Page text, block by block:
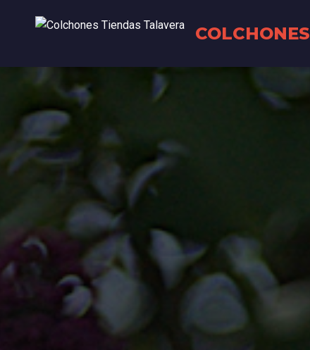
COLCHONES